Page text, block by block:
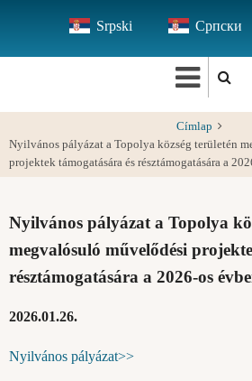
tartalomra
Srpski Српски
Címlap
Nyilvános pályázat a Topolya község területén
projektek támogatására és résztámogatására a
Nyilvános pályázat a Topolya
megvalósuló művelődési
résztámogatására a 2026-os
2026.01.26.
Nyilvános pályázat>>